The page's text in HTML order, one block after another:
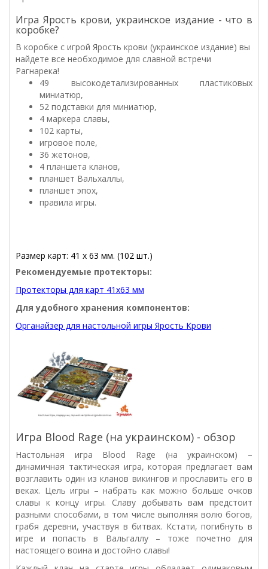
Игра Ярость крови, украинское издание - что в
коробке?
В коробке с игрой Ярость крови (украинское издание) вы
найдете все необходимое для славной встречи
Рагнарека!
49 высокодетализированных пластиковых
миниатюр,
52 подставки для миниатюр,
4 маркера славы,
102 карты,
игровое поле,
36 жетонов,
4 планшета кланов,
планшет Вальхаллы,
планшет эпох,
правила игры.
Размер карт: 41 х 63 мм. (102 шт.)
Рекомендуемые протекторы:
Протекторы для карт 41x63 мм
Для удобного хранения компонентов:
Органайзер для настольной игры Ярость Крови
Игра Blood Rage (на украинском) - обзор
Настольная игра Blood Rage (на украинском) –
динамичная тактическая игра, которая предлагает вам
возглавить один из кланов викингов и прославить его в
веках. Цель игры – набрать как можно больше очков
славы к концу игры. Славу добывать вам предстоит
разными способами, в том числе выполняя волю богов,
грабя деревни, участвуя в битвах. Кстати, погибнуть в
игре и попасть в Вальгаллу – тоже почетно для
настоящего воина и достойно славы!